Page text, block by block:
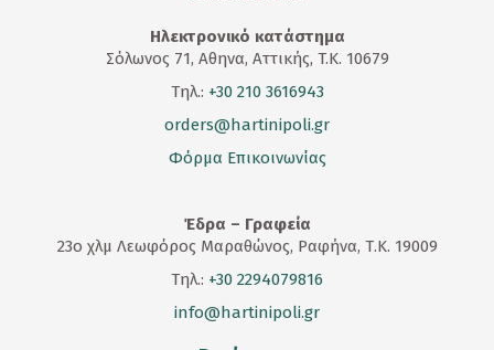
Ηλεκτρονικό κατάστημα
Σόλωνος 71, Αθηνα, Αττικής, T.K. 10679
Τηλ.: +30 210 3616943
orders@hartinipoli.gr
Φόρμα Επικοινωνίας
Έδρα – Γραφεία
23ο χλμ Λεωφόρος Μαραθώνος, Ραφήνα, Τ.Κ. 19009
Τηλ.: +30 2294079816
info@hartinipoli.gr